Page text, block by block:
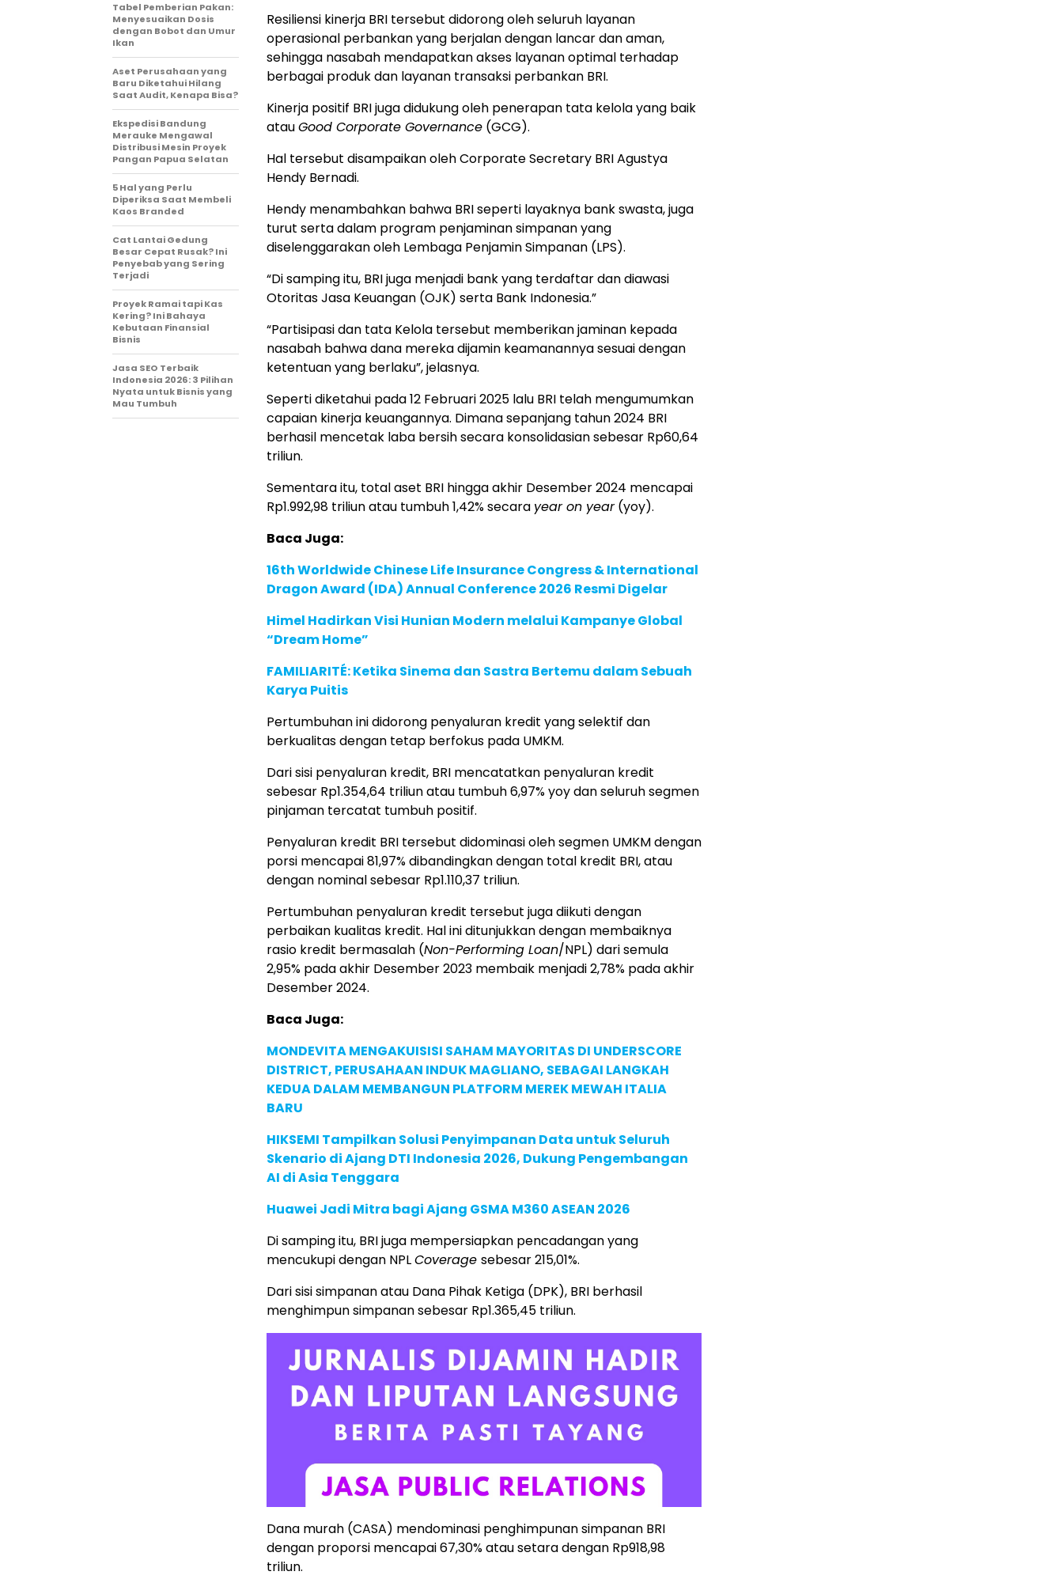
Resiliensi kinerja BRI tersebut didorong oleh seluruh layanan
operasional perbankan yang berjalan dengan lancar dan aman,
sehingga nasabah mendapatkan akses layanan optimal terhadap
berbagai produk dan layanan transaksi perbankan BRI.
Kinerja positif BRI juga didukung oleh penerapan tata kelola yang baik
atauGood Corporate Governance (GCG).
Hal tersebut disampaikan oleh Corporate Secretary BRI Agustya
Hendy Bernadi.
Hendy menambahkan bahwa BRI seperti layaknya bank swasta, juga
turut serta dalam program penjaminan simpanan yang
diselenggarakan oleh Lembaga Penjamin Simpanan (LPS).
“Di samping itu, BRI juga menjadi bank yang terdaftar dan diawasi
Otoritas Jasa Keuangan (OJK) serta Bank Indonesia.”
“Partisipasi dan tata Kelola tersebut memberikan jaminan kepada
nasabah bahwa dana mereka dijamin keamanannya sesuai dengan
ketentuan yang berlaku”, jelasnya.
Seperti diketahui pada 12 Februari 2025 lalu BRI telah mengumumkan
capaian kinerja keuangannya. Dimana sepanjang tahun 2024 BRI
berhasil mencetak laba bersih secara konsolidasian sebesar Rp60,64
triliun.
Sementara itu, total aset BRI hingga akhir Desember 2024 mencapai
Rp1.992,98 triliun atau tumbuh 1,42% secara year on year(yoy).
Baca Juga:
16th Worldwide Chinese Life Insurance Congress & International
Dragon Award (IDA) Annual Conference 2026 Resmi Digelar
Himel Hadirkan Visi Hunian Modern melalui Kampanye Global
“Dream Home”
FAMILIARITÉ: Ketika Sinema dan Sastra Bertemu dalam Sebuah
Karya Puitis
Pertumbuhan ini didorong penyaluran kredit yang selektif dan
berkualitas dengan tetap berfokus pada UMKM.
Dari sisi penyaluran kredit, BRI mencatatkan penyaluran kredit
sebesar Rp1.354,64 triliun atau tumbuh 6,97% yoy dan seluruh segmen
pinjaman tercatat tumbuh positif.
Penyaluran kredit BRI tersebut didominasi oleh segmen UMKM dengan
porsi mencapai 81,97% dibandingkan dengan total kredit BRI, atau
dengan nominal sebesar Rp1.110,37 triliun.
Pertumbuhan penyaluran kredit tersebut juga diikuti dengan
perbaikan kualitas kredit. Hal ini ditunjukkan dengan membaiknya
rasio kredit bermasalah (Non-Performing Loan/NPL) dari semula
2,95% pada akhir Desember 2023 membaik menjadi 2,78% pada akhir
Desember 2024.
Baca Juga:
MONDEVITA MENGAKUISISI SAHAM MAYORITAS DI UNDERSCORE
DISTRICT, PERUSAHAAN INDUK MAGLIANO, SEBAGAI LANGKAH
KEDUA DALAM MEMBANGUN PLATFORM MEREK MEWAH ITALIA
BARU
HIKSEMI Tampilkan Solusi Penyimpanan Data untuk Seluruh
Skenario di Ajang DTI Indonesia 2026, Dukung Pengembangan
AI di Asia Tenggara
Huawei Jadi Mitra bagi Ajang GSMA M360 ASEAN 2026
Di samping itu, BRI juga mempersiapkan pencadangan yang
mencukupi dengan NPLCoverage sebesar 215,01%.
Dari sisi simpanan atau Dana Pihak Ketiga (DPK), BRI berhasil
menghimpun simpanan sebesar Rp1.365,45 triliun.
Dana murah (CASA) mendominasi penghimpunan simpanan BRI
dengan proporsi mencapai 67,30% atau setara dengan Rp918,98
triliun.
Tabel Pemberian Pakan:
Menyesuaikan Dosis
dengan Bobot dan Umur
Ikan
Aset Perusahaan yang
Baru Diketahui Hilang
Saat Audit, Kenapa Bisa?
Ekspedisi Bandung
Merauke Mengawal
Distribusi Mesin Proyek
Pangan Papua Selatan
5 Hal yang Perlu
Diperiksa Saat Membeli
Kaos Branded
Cat Lantai Gedung
Besar Cepat Rusak? Ini
Penyebab yang Sering
Terjadi
Proyek Ramai tapi Kas
Kering? Ini Bahaya
Kebutaan Finansial
Bisnis
Jasa SEO Terbaik
Indonesia 2026: 3 Pilihan
Nyata untuk Bisnis yang
Mau Tumbuh